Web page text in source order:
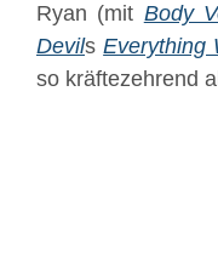
Ryan (mit Body
DevilsEverything
so kräftezehrend